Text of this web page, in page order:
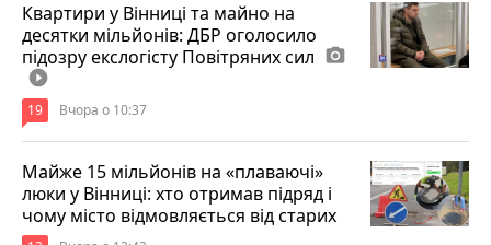
Квартири у Вінниці та майно на
десятки мільйонів: ДБР оголосило
підозру екслогісту Повітряних сил photo_camera
play_circle_filled
19 Вчора о 10:37
Майже 15 мільйонів на «плаваючі»
люки у Вінниці: хто отримав підряд і
чому місто відмовляється від старих